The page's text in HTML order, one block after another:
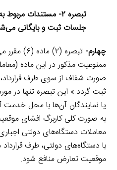
تبصره ۲- مستندات
جلسات ثبت و بایگانی
چهارم-
تبصره (۲)
ممنوعیت مذکور در این ماده
صورت شفاف از سوی طرف قرارداد،
ثبت گردد.» این تبصره تنها در
یا نمایندگان آن‌ها با محل
به صورت کلی کاربرگ افشای
معاملات دستگاه‌های دولتی
با دستگاه‌های دولتی، طرف
موقعیت تعارض منافع شود.